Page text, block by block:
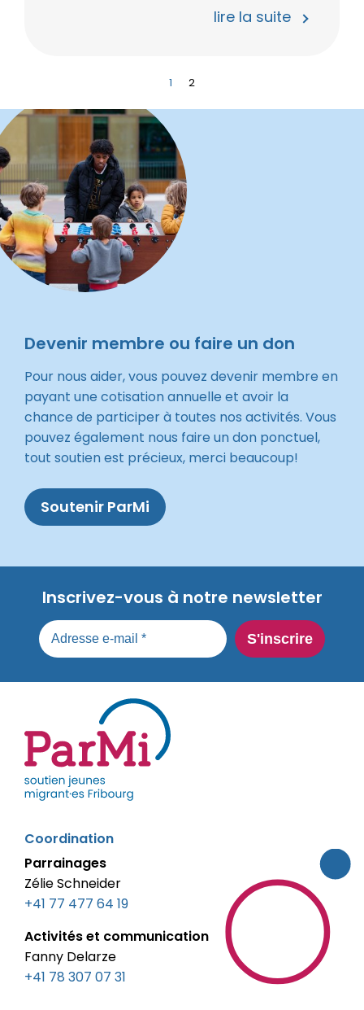
lire la suite
1 2
Devenir membre ou faire un don
Pour nous aider, vous pouvez devenir membre en
payant une cotisation annuelle et avoir la
chance de participer à toutes nos activités. Vous
pouvez également nous faire un don ponctuel,
tout soutien est précieux, merci beaucoup!
Soutenir ParMi
Inscrivez-vous à notre newsletter
Coordination
Parrainages
Zélie Schneider
+41 77 477 64 19
Activités et communication
Fanny Delarze
+41 78 307 07 31‬